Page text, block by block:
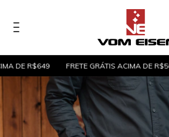
R$649 FRETE GRÁTIS ACIMA DE R$560